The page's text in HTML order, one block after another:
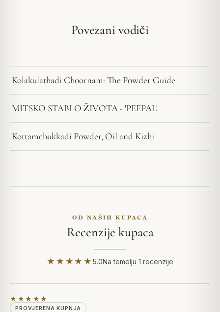
Povezani vodiči
Kolakulathadi Choornam: The Powder Guide
MITSKO STABLO ŽIVOTA - 'PEEPAL'
Kottamchukkadi Powder, Oil and Kizhi
OD NAŠIH KUPACA
Recenzije kupaca
★★★★★5.0Na temelju 1 recenzije
★★★★★
PROVJERENA KUPNJA